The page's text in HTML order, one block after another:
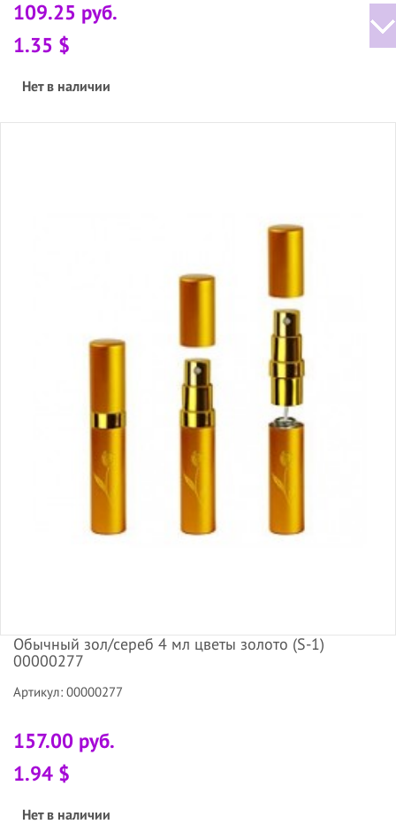
109.25 руб.
1.35 $
Нет в наличии
Обычный зол/сереб 4 мл цветы золото (S-1)
00000277
Артикул: 00000277
157.00 руб.
1.94 $
Нет в наличии